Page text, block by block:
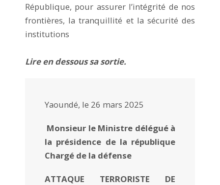
République, pour assurer l’intégrité de nos
frontières, la tranquillité et la sécurité des
institutions
Lire en dessous sa sortie.
Yaoundé, le 26 mars 2025
Monsieur le Ministre délégué à
la présidence de la république
Chargé de la défense
ATTAQUE TERRORISTE DE